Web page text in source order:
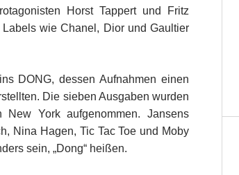
Horst Tappert und Fritz
wie Chanel, Dior und Gaultier
DONG, dessen Aufnahmen einen
Die sieben Ausgaben wurden
York aufgenommen. Jansens
Nina Hagen, Tic Tac Toe und Moby
sein, „Dong“ heißen.